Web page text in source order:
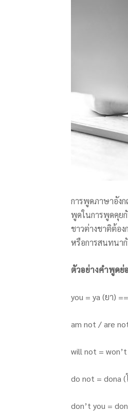
การพูดภาษาอัง
พูดในการพูดคุยกั
ชาวต่างชาติต้อ
หรือการสนทนา
ตัวอย่างคำพูดย่อ
you = ya (ยา)
am not / are
will not =
do not = dona (
don’t you =